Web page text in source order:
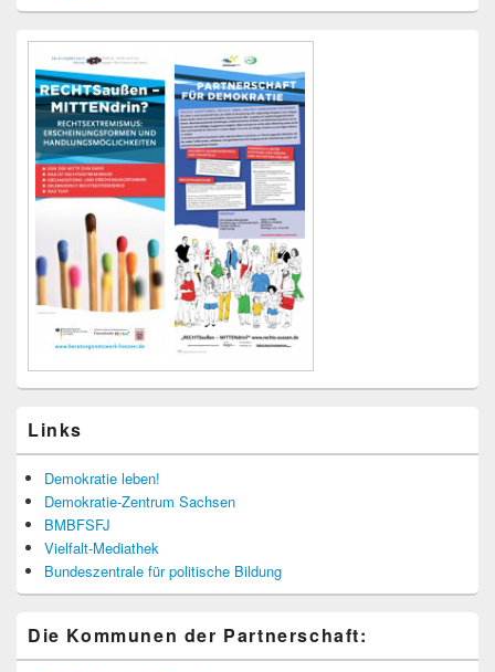
Links
Demokratie leben!
Demokratie-Zentrum Sachsen
BMBFSFJ
Vielfalt-Mediathek
Bundeszentrale für politische Bildung
Die Kommunen der Partnerschaft: